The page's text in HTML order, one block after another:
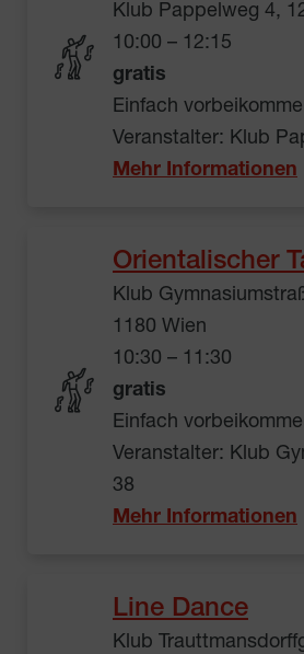
Klub Pappelweg 4,
10:00 – 12:15
gratis
Einfach
Veranstalter: Klub
Mehr Informationen
Orientalischer
Klub
1180 Wien
10:30 – 11:30
gratis
Einfach
Veranstalter: Klub
38
Mehr Informationen
Line Dance
Klub